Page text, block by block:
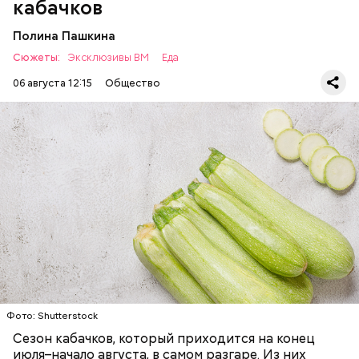
кабачков
Полина Пашкина
Сюжеты: Эксклюзивы ВМ
Еда
06 августа 12:15
Общество
Фото: Shutterstock
Сезон кабачков, который приходится на конец
июля–начало августа, в самом разгаре. Из них
Ингредиенты:
ЕДА ОВОЩИ РЕЦЕПТЫ
Фото: Shutterstock